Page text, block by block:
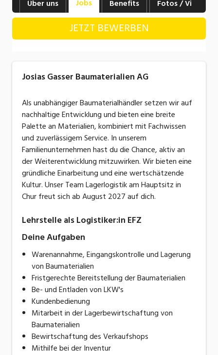
Industrie, Maschinenbau, Anlagenbau,
Produktion
Informatik, Telekommunikation
Körperpflege, Wellness
Marketing, Kommunikation, Medien, Druck
Mechanik, Elektronik, Optik, Textil (Fertigung)
Medizin, Gesundheitswesen, Pflege
Sicherheit, Rettung, Polizei, Zoll
Verkauf, Handel, Kundenberatung,
Aussendienst
Über uns Jobs Benefits Fotos / Videos
JETZT BEWERBEN
Josias Gasser Baumaterialien AG
Als unabhängiger Baumaterialhändler setzen wir auf
nachhaltige Entwicklung und bieten eine breite
Palette an Materialien, kombiniert mit Fachwissen
und zuverlässigem Service. In unserem
Familienunternehmen hast du die Chance, aktiv an
der Weiterentwicklung mitzuwirken. Wir bieten eine
gründliche Einarbeitung und eine wertschätzende
Kultur. Unser Team Lagerlogistik am Hauptsitz in
Chur freut sich ab August 2027 auf dich.
Lehrstelle als Logistiker:in EFZ
Deine Aufgaben
Warenannahme, Eingangskontrolle und Lagerung
von Baumaterialien
Fristgerechte Bereitstellung der Baumaterialien
Be- und Entladen von LKW's
Kundenbedienung
Mitarbeit in der Lagerbewirtschaftung von
Baumaterialien
Bewirtschaftung des Verkaufshops
Mithilfe bei der Inventur